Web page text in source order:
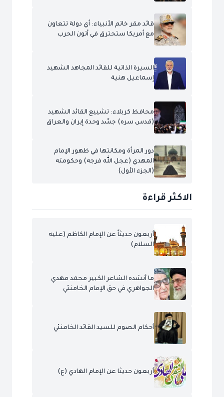
قائد مقر خاتم الأنبياء: أي دولة تتعاون
مع أمريكا ستحترق في أتون الحرب
السيرة الذاتية للقائد المجاهد الشهيد
إسماعيل هنية
محافظ كربلاء: تشييع القائد الشهيد
(قدس سره) جسّد وحدة إيران والعراق
دور المرأة ومكانتها في ظهور الإمام
المهدي (عجل الله فرجه) وحكومته
(الجزء الأول)
الاكثر قراءة
أربعون حديثاً عن الإمام الكاظم (عليه
السلام)
ما أنشده الشاعر الكبير محمد مهدي
الجواهري في حق الإمام الخامنئي
أحكام الصوم للسيد القائد الخامنئي
أربعون حديثا عن الإمام الهادي (ع)